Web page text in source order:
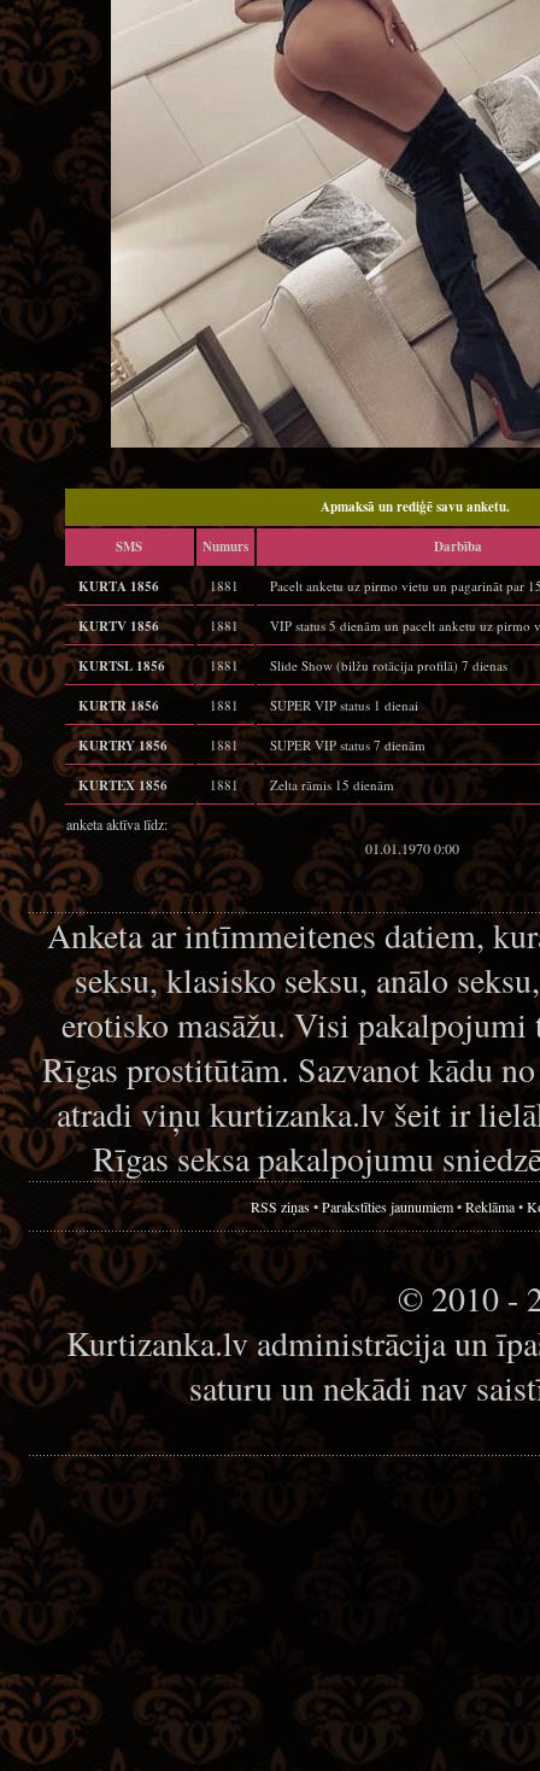
Apmaksā un rediģē savu anketu.
SMS Numurs Darbība
KURTA 1856 1881 Pacelt anketu uz pirmo vietu un pagarināt par
KURTV 1856 1881 VIP status 5 dienām un pacelt anketu uz pirmo
KURTSL 1856 1881 Slide Show (bilžu rotācija profilā) 7 dienas
KURTR 1856 1881 SUPER VIP status 1 dienai
KURTRY 1856 1881 SUPER VIP status 7 dienām
KURTEX 1856 1881 Zelta rāmis 15 dienām
anketa aktīva līdz:
01.01.1970 0:00
Anketa ar intīmmeitenes datiem,
seksu, klasisko seksu, anālo
erotisko masāžu. Visi
Rīgas prostitūtām. Sazvanot kādu
atradi viņu kurtizanka.lv šeit ir
Rīgas seksa pakalpojumu
RSS ziņas•Parakstīties jaunumiem•Reklāma•
© 2010 -
Kurtizanka.lv administrācija un
saturu un nekādi nav